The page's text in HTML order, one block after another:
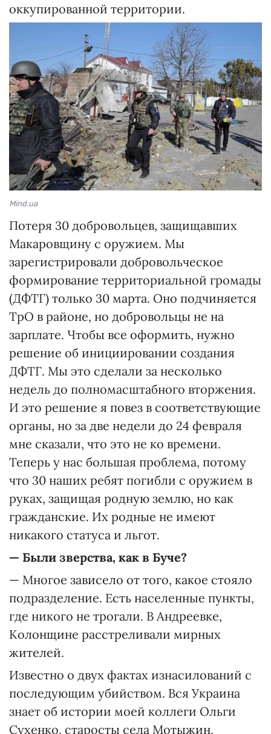
оккупированной территории.
Mind.ua
Потеря 30 добровольцев, защищавших
Макаровщину с оружием. Мы
зарегистрировали добровольческое
формирование территориальной громады
(ДФТГ) только 30 марта. Оно подчиняется
ТрО в районе, но добровольцы не на
зарплате. Чтобы все оформить, нужно
решение об инициировании создания
ДФТГ. Мы это сделали за несколько
недель до полномасштабного вторжения.
И это решение я повез в соответствующие
органы, но за две недели до 24 февраля
мне сказали, что это не ко времени.
Теперь у нас большая проблема, потому
что 30 наших ребят погибли с оружием в
руках, защищая родную землю, но как
гражданские. Их родные не имеют
никакого статуса и льгот.
— Были зверства, как в Буче?
— Многое зависело от того, какое стояло
подразделение. Есть населенные пункты,
где никого не трогали. В Андреевке,
Колонщине расстреливали мирных
жителей.
Известно о двух фактах изнасилований с
последующим убийством. Вся Украина
знает об истории моей коллеги Ольги
Сухенко, старосты села Мотыжин,